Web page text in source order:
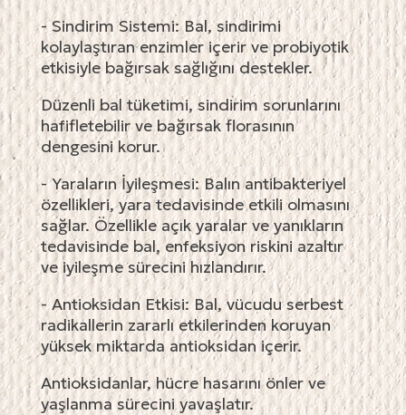
- Sindirim Sistemi: Bal, sindirimi
kolaylaştıran enzimler içerir ve probiyotik
etkisiyle bağırsak sağlığını destekler.
Düzenli bal tüketimi, sindirim sorunlarını
hafifletebilir ve bağırsak florasının
dengesini korur.
- Yaraların İyileşmesi: Balın antibakteriyel
özellikleri, yara tedavisinde etkili olmasını
sağlar. Özellikle açık yaralar ve yanıkların
tedavisinde bal, enfeksiyon riskini azaltır
ve iyileşme sürecini hızlandırır.
- Antioksidan Etkisi: Bal, vücudu serbest
radikallerin zararlı etkilerinden koruyan
yüksek miktarda antioksidan içerir.
Antioksidanlar, hücre hasarını önler ve
yaşlanma sürecini yavaşlatır.